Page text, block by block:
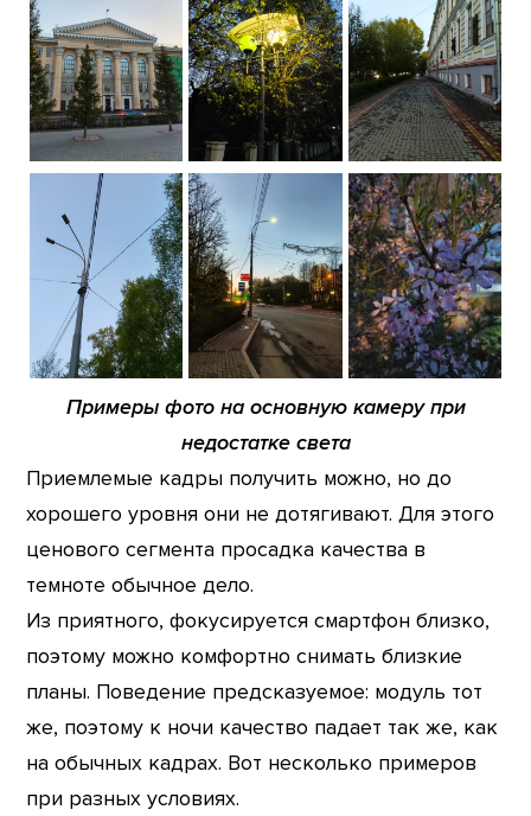
Примеры фото на основную камеру при
недостатке света
Приемлемые кадры получить можно, но до
хорошего уровня они не дотягивают. Для этого
ценового сегмента просадка качества в
темноте обычное дело.
Из приятного, фокусируется смартфон близко,
поэтому можно комфортно снимать близкие
планы. Поведение предсказуемое: модуль тот
же, поэтому к ночи качество падает так же, как
на обычных кадрах. Вот несколько примеров
при разных условиях.